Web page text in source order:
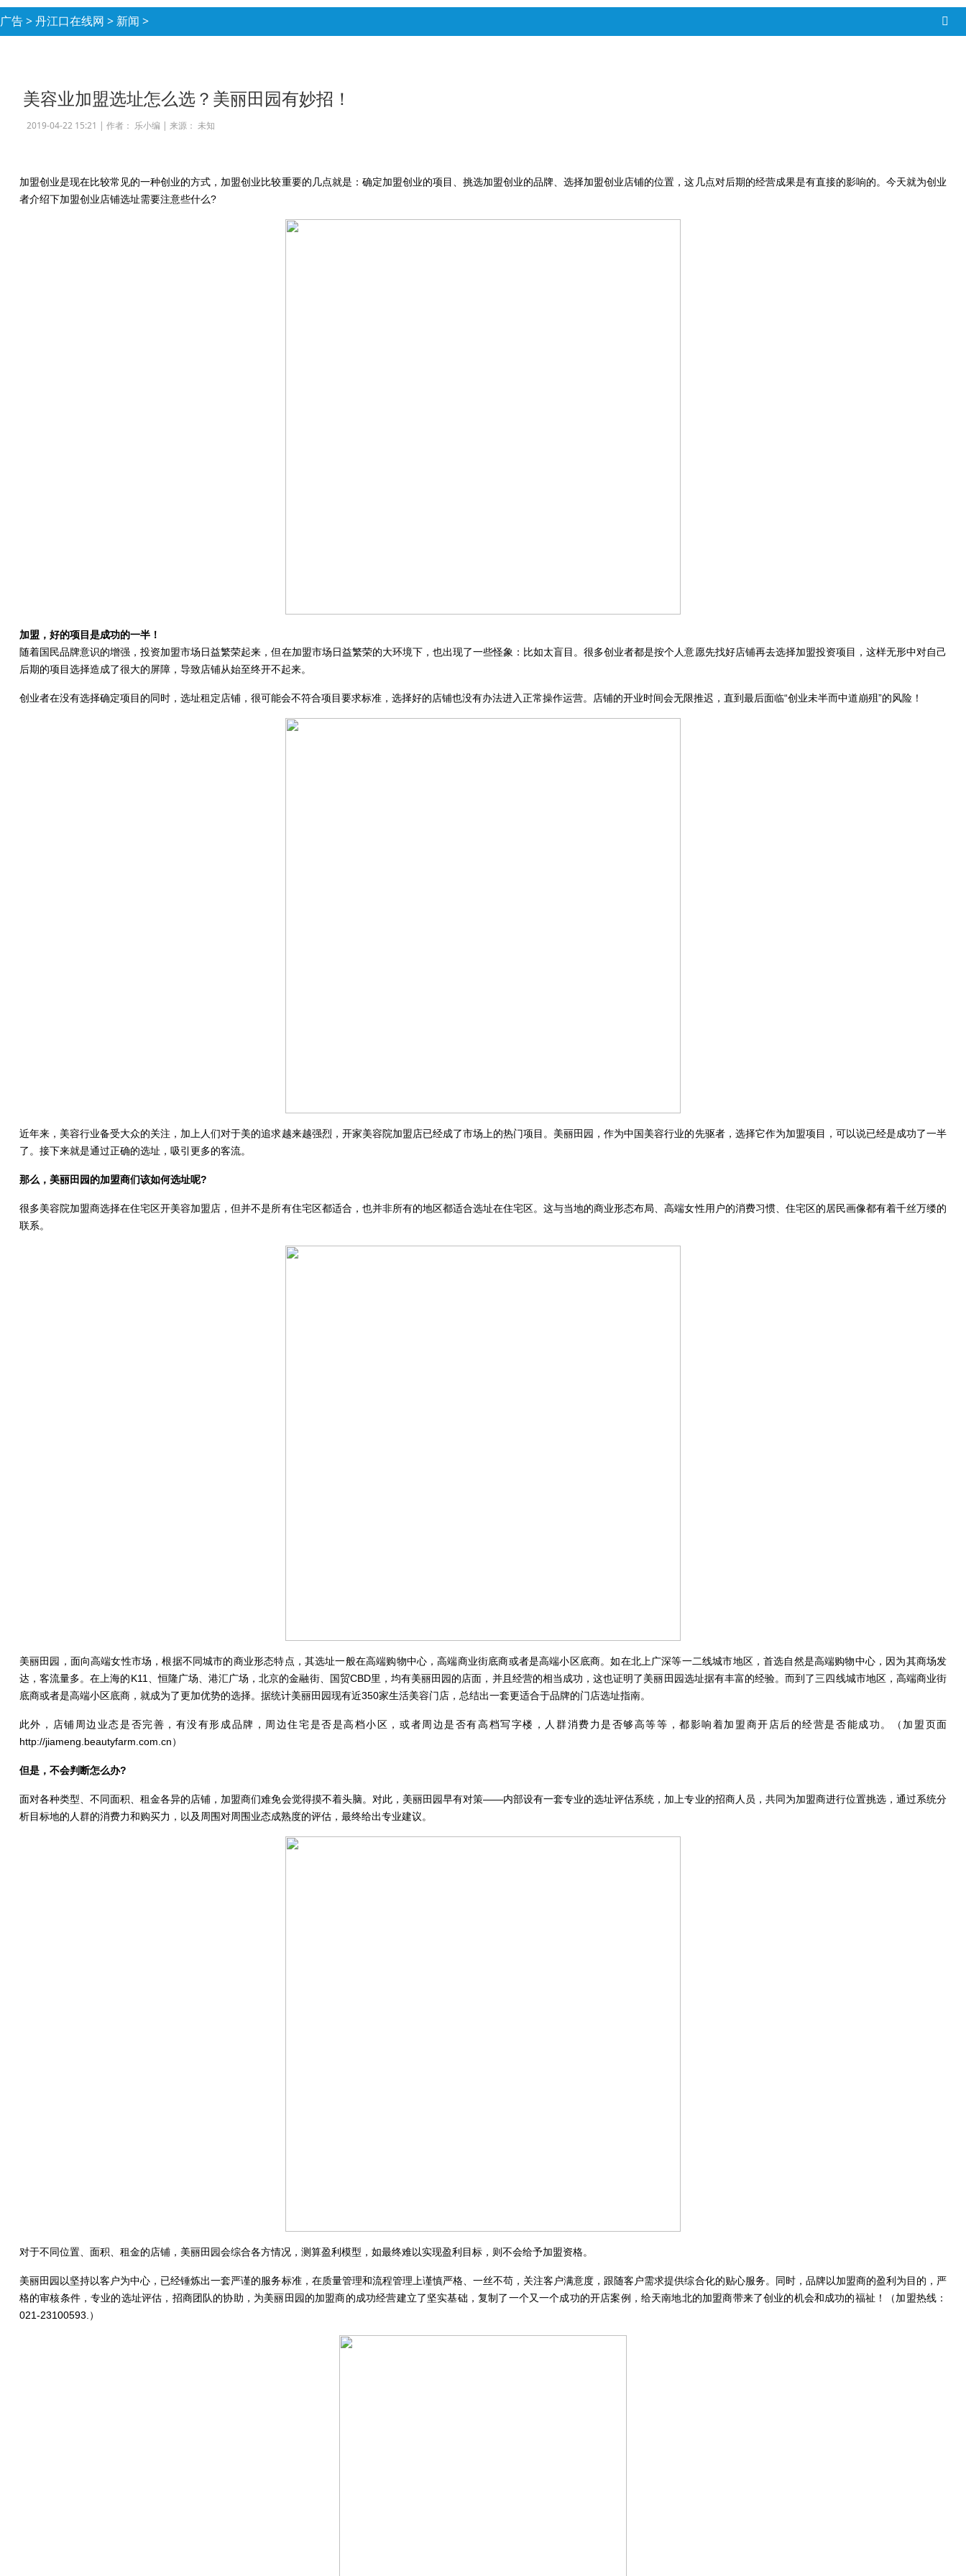
广告>丹江口在线网 > 新闻 >
美容业加盟选址怎么选？美丽田园有妙招！
2019-04-22 15:21 | 作者： 乐小编 | 来源： 未知
加盟创业是现在比较常见的一种创业的方式，加盟创业比较重要的几点就是：确定加盟创业的项目、挑选加盟创业的品牌、选择加盟创业店铺的位置，这几点对后期的经营成果是有直接的影响的。今天就为创业
者介绍下加盟创业店铺选址需要注意些什么?
加盟，好的项目是成功的一半！
随着国民品牌意识的增强，投资加盟市场日益繁荣起来，但在加盟市场日益繁荣的大环境下，也出现了一些怪象：比如太盲目。很多创业者都是按个人意愿先找好店铺再去选择加盟投资项目，这样无形中对自己
后期的项目选择造成了很大的屏障，导致店铺从始至终开不起来。
创业者在没有选择确定项目的同时，选址租定店铺，很可能会不符合项目要求标准，选择好的店铺也没有办法进入正常操作运营。店铺的开业时间会无限推迟，直到最后面临“创业未半而中道崩殂”的风险！
近年来，美容行业备受大众的关注，加上人们对于美的追求越来越强烈，开家美容院加盟店已经成了市场上的热门项目。美丽田园，作为中国美容行业的先驱者，选择它作为加盟项目，可以说已经是成功了一半
了。接下来就是通过正确的选址，吸引更多的客流。
那么，美丽田园的加盟商们该如何选址呢?
很多美容院加盟商选择在住宅区开美容加盟店，但并不是所有住宅区都适合，也并非所有的地区都适合选址在住宅区。这与当地的商业形态布局、高端女性用户的消费习惯、住宅区的居民画像都有着千丝万缕的
联系。
美丽田园，面向高端女性市场，根据不同城市的商业形态特点，其选址一般在高端购物中心，高端商业街底商或者是高端小区底商。如在北上广深等一二线城市地区，首选自然是高端购物中心，因为其商场发
达，客流量多。在上海的K11、恒隆广场、港汇广场，北京的金融街、国贸CBD里，均有美丽田园的店面，并且经营的相当成功，这也证明了美丽田园选址据有丰富的经验。而到了三四线城市地区，高端商业街
底商或者是高端小区底商，就成为了更加优势的选择。据统计美丽田园现有近350家生活美容门店，总结出一套更适合于品牌的门店选址指南。
此外，店铺周边业态是否完善，有没有形成品牌，周边住宅是否是高档小区，或者周边是否有高档写字楼，人群消费力是否够高等等，都影响着加盟商开店后的经营是否能成功。（加盟页面
http://jiameng.beautyfarm.com.cn）
但是，不会判断怎么办?
面对各种类型、不同面积、租金各异的店铺，加盟商们难免会觉得摸不着头脑。对此，美丽田园早有对策——内部设有一套专业的选址评估系统，加上专业的招商人员，共同为加盟商进行位置挑选，通过系统分
析目标地的人群的消费力和购买力，以及周围对周围业态成熟度的评估，最终给出专业建议。
对于不同位置、面积、租金的店铺，美丽田园会综合各方情况，测算盈利模型，如最终难以实现盈利目标，则不会给予加盟资格。
美丽田园以坚持以客户为中心，已经锤炼出一套严谨的服务标准，在质量管理和流程管理上谨慎严格、一丝不苟，关注客户满意度，跟随客户需求提供综合化的贴心服务。同时，品牌以加盟商的盈利为目的，严
格的审核条件，专业的选址评估，招商团队的协助，为美丽田园的加盟商的成功经营建立了坚实基础，复制了一个又一个成功的开店案例，给天南地北的加盟商带来了创业的机会和成功的福祉！（加盟热线：
021-23100593.）